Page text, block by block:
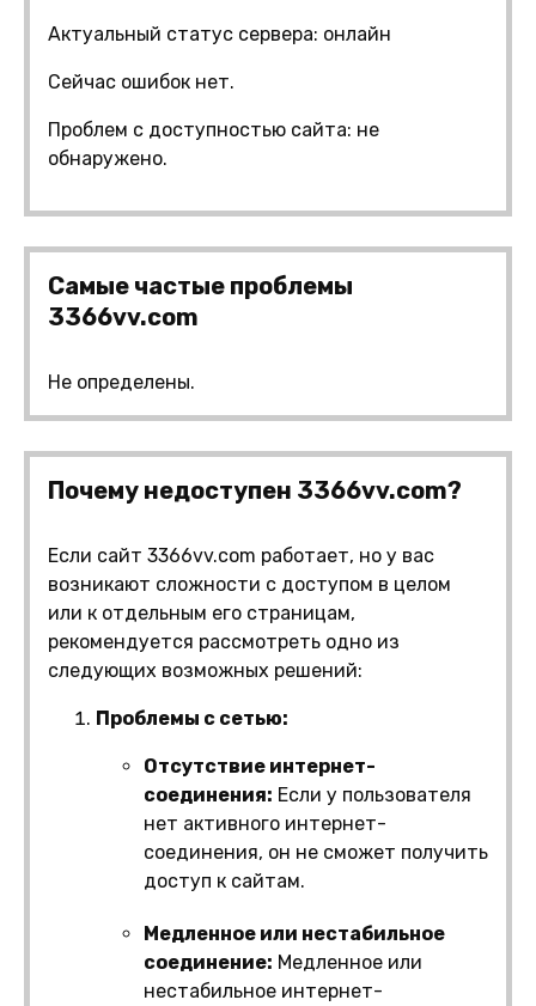
Актуальный статус сервера: онлайн
Сейчас ошибок нет.
Проблем с доступностью сайта: не
обнаружено.
Самые частые проблемы
3366vv.com
Не определены.
Почему недоступен 3366vv.com?
Если сайт 3366vv.com работает, но у вас
возникают сложности с доступом в целом
или к отдельным его страницам,
рекомендуется рассмотреть одно из
следующих возможных решений:
Проблемы с сетью:
Отсутствие интернет-
соединения: Если у пользователя
нет активного интернет-
соединения, он не сможет получить
доступ к сайтам.
Медленное или нестабильное
соединение: Медленное или
нестабильное интернет-